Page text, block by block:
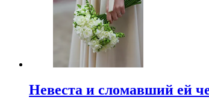
Невеста и сломавший ей